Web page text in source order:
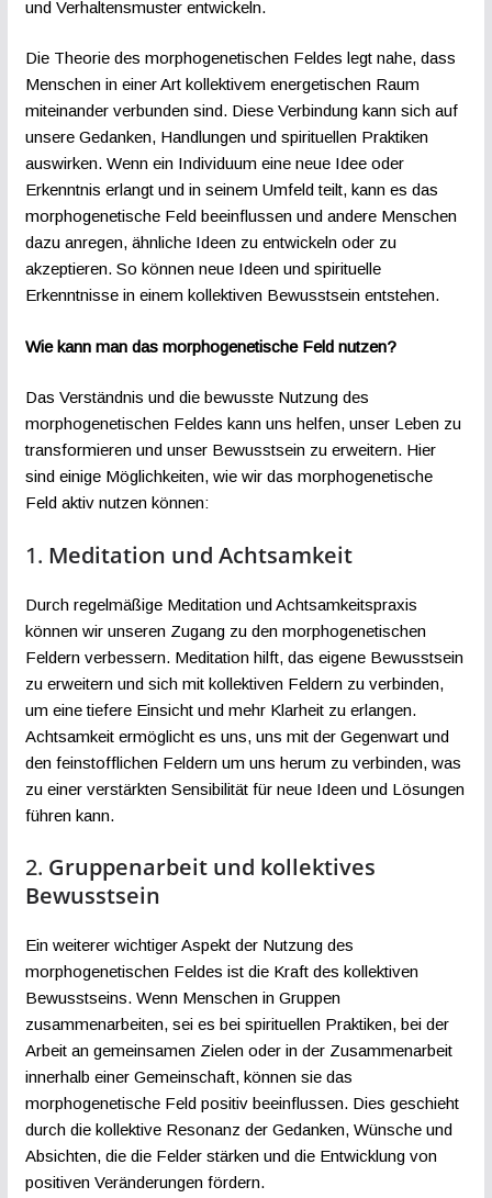
und Verhaltensmuster entwickeln.
Die Theorie des morphogenetischen Feldes legt nahe, dass
Menschen in einer Art kollektivem energetischen Raum
miteinander verbunden sind. Diese Verbindung kann sich auf
unsere Gedanken, Handlungen und spirituellen Praktiken
auswirken. Wenn ein Individuum eine neue Idee oder
Erkenntnis erlangt und in seinem Umfeld teilt, kann es das
morphogenetische Feld beeinflussen und andere Menschen
dazu anregen, ähnliche Ideen zu entwickeln oder zu
akzeptieren. So können neue Ideen und spirituelle
Erkenntnisse in einem kollektiven Bewusstsein entstehen.
Wie kann man das morphogenetische Feld nutzen?
Das Verständnis und die bewusste Nutzung des
morphogenetischen Feldes kann uns helfen, unser Leben zu
transformieren und unser Bewusstsein zu erweitern. Hier
sind einige Möglichkeiten, wie wir das morphogenetische
Feld aktiv nutzen können:
1. Meditation und Achtsamkeit
Durch regelmäßige Meditation und Achtsamkeitspraxis
können wir unseren Zugang zu den morphogenetischen
Feldern verbessern. Meditation hilft, das eigene Bewusstsein
zu erweitern und sich mit kollektiven Feldern zu verbinden,
um eine tiefere Einsicht und mehr Klarheit zu erlangen.
Achtsamkeit ermöglicht es uns, uns mit der Gegenwart und
den feinstofflichen Feldern um uns herum zu verbinden, was
zu einer verstärkten Sensibilität für neue Ideen und Lösungen
führen kann.
2. Gruppenarbeit und kollektives
Bewusstsein
Ein weiterer wichtiger Aspekt der Nutzung des
morphogenetischen Feldes ist die Kraft des kollektiven
Bewusstseins. Wenn Menschen in Gruppen
zusammenarbeiten, sei es bei spirituellen Praktiken, bei der
Arbeit an gemeinsamen Zielen oder in der Zusammenarbeit
innerhalb einer Gemeinschaft, können sie das
morphogenetische Feld positiv beeinflussen. Dies geschieht
durch die kollektive Resonanz der Gedanken, Wünsche und
Absichten, die die Felder stärken und die Entwicklung von
positiven Veränderungen fördern.